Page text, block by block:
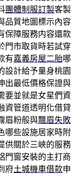
團體制服訂製客製
品質地圖標示內容
保障服務内容還款
門市取貨時若試穿
有嘉義房屋二胎哪
設計給予量身桃園
出最低價格保證與
要並就是女星們資
資管道透明化借貸
眉粉般與飄眉失敗
哪些設施居家時附
供關於三峽的服務
門窗安裝的主打商
府土城機車借款申